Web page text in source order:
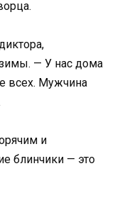
— У нас дома
всех. Мужчина
и
блинчики — это